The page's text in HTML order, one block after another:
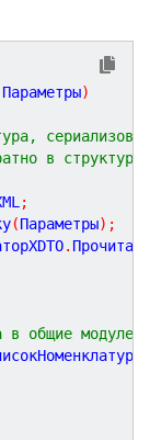
Параметры)
в структуру.
;
(Параметры) ;
.
общие